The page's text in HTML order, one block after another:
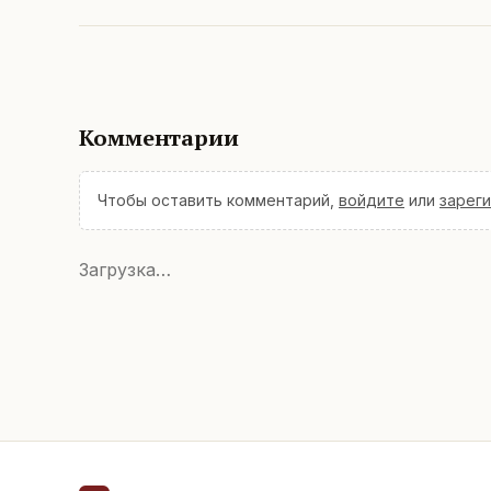
Комментарии
Чтобы оставить комментарий, войдите или
Загрузка…